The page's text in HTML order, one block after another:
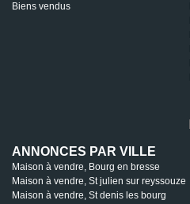
Biens vendus
ANNONCES PAR VILLE
Maison à vendre, Bourg en bresse
Maison à vendre, St julien sur reyssouze
Maison à vendre, St denis les bourg